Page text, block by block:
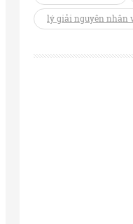
lý giải nguyên nhân